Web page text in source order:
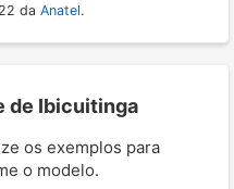
da Anatel.
de Ibicuitinga
os exemplos para
o modelo.